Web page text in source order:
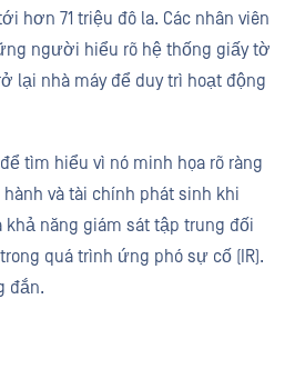
hơn 71 triệu đô la. Các nhân viên
người hiểu rõ hệ thống giấy tờ
lại nhà máy để duy trì hoạt động
tìm hiểu vì nó minh họa rõ ràng
và tài chính phát sinh khi
năng giám sát tập trung đối
quá trình ứng phó sự cố (IR).
đắn.